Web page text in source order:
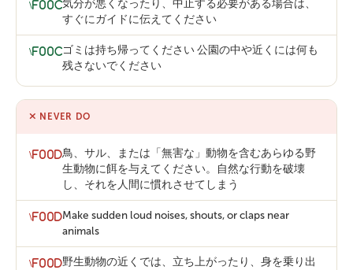
気分が悪くなったり、中止する必要がある場合は、
すぐにガイドに伝えてください
ゴミは持ち帰ってください 公園の中や近くには何も
残さないでください
NEVER DO
鳥、サル、または「無害な」動物を含むあらゆる野
生動物に餌を与えてください。自然な行動を破壊
し、それを人間に慣れさせてしまう
Make sudden loud noises, shouts, or claps near
animals
野生動物の近くでは、立ち上がったり、身を乗り出